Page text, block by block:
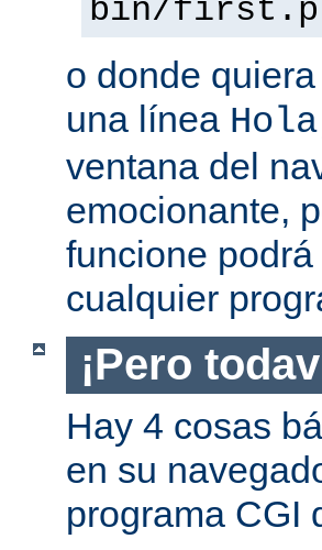
bin/
o donde
una línea
ventana del
emocionante,
funcione
cualquier
¡Pero
Hay 4 cosas
en su
programa CGI